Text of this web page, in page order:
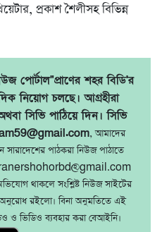
প্রকাশ শৈলীসহ বিভিন্ন
পোর্টাল"প্রাণের শহর বিডি'র
নিয়োগ চলছে। আগ্রহীরা
সিভি পাঠিয়ে দিন। সিভি
, আমাদের
সারাদেশের পাঠকরা নিউজ পাঠাতে
pranershohorbd@gmail.com
থাকলে সংশ্লিষ্ট নিউজ সাইটের
রইলো। বিনা অনুমতিতে এই
ও ভিডিও ব্যবহার করা বেআইনি।